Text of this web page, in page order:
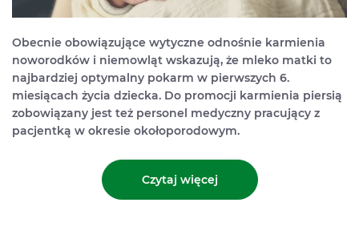
Obecnie obowiązujące wytyczne odnośnie karmienia
noworodków i niemowląt wskazują, że mleko matki to
najbardziej optymalny pokarm w pierwszych 6.
miesiącach życia dziecka. Do promocji karmienia piersią
zobowiązany jest też personel medyczny pracujący z
pacjentką w okresie okołoporodowym.
Czytaj więcej